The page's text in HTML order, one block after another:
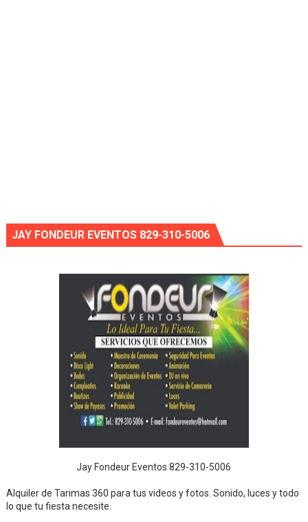
JAY FONDEUR EVENTOS 829-310-5006
Jay Fondeur Eventos 829-310-5006
Alquiler de Tarimas 360 para tus videos y fotos. Sonido, luces y todo
lo que tu fiesta necesite.